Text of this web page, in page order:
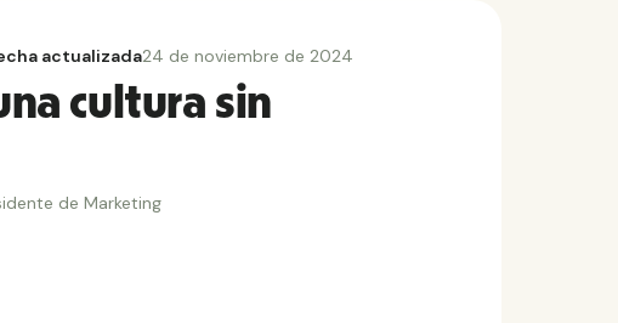
actualizada24 de noviembre de 2024
cultura sin
de Marketing